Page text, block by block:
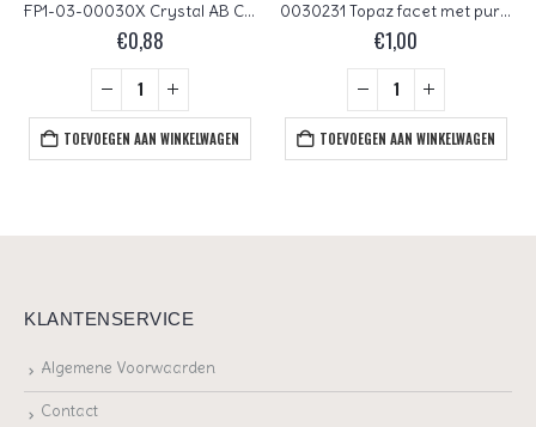
FP1-03-00030X Crystal AB Czech Glass Facet Firepolish 3mm 50 stuks
€0,88
TOEVOEGEN AAN WINKELWAGEN
0030231 Topaz facet met purple Iris coating Czech Glass Facet Firepolish 3mm 75 stuks
€1,00
TOEVOEGEN AAN WINKELWAGEN
KLANTENSERVICE
Algemene Voorwaarden
Contact